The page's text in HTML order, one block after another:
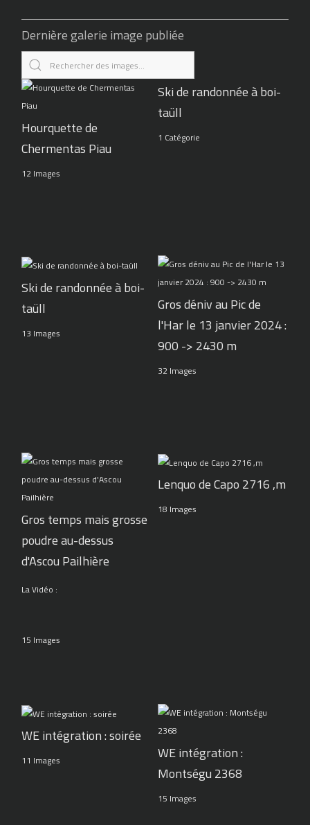
Dernière galerie image publiée
Hourquette de
Chermentas Piau
12 Images
Ski de randonnée à boi-
taüll
1 Catégorie
Ski de randonnée à boi-
taüll
13 Images
Gros déniv au Pic de
l'Har le 13 janvier 2024 :
900 -> 2430 m
32 Images
Gros temps mais grosse
poudre au-dessus
d'Ascou Pailhière
La Vidéo :
15 Images
Lenquo de Capo 2716 ,m
18 Images
WE intégration : soirée
11 Images
WE intégration :
Montségu 2368
15 Images